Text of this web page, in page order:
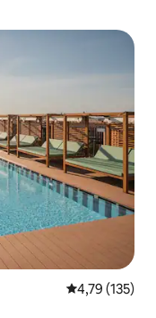
Средна
4,79 (135)